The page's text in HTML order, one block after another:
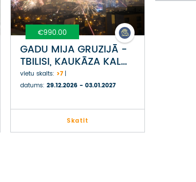
€990.00
GADU MIJA GRUZIJĀ -
TBILISI, KAUKĀZA KALNI
UN KAHETIJA
vietu skaits: >7
datums: 29.12.2026 - 03.01.2027
Skatit